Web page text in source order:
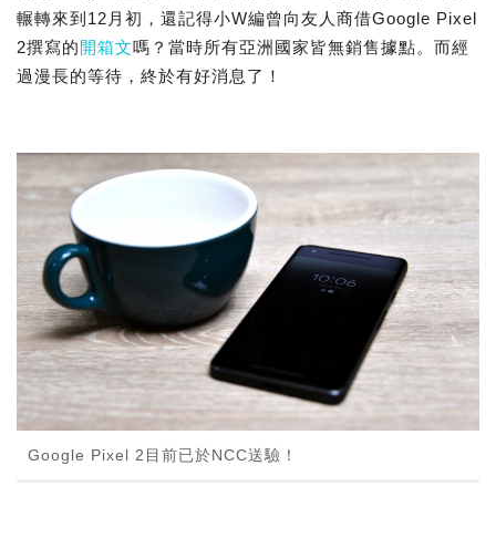
輾轉來到12月初，還記得小W編曾向友人商借Google Pixel
2撰寫的開箱文嗎？當時所有亞洲國家皆無銷售據點。而經
過漫長的等待，終於有好消息了！
Google Pixel 2目前已於NCC送驗！